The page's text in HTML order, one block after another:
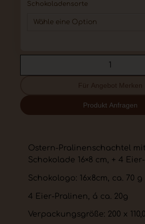
Schokoladensorte
Für Angebot Merken
Produkt Anfragen
Ostern-Pralinenschachtel
Schokolade 16×8 cm, + 4
Schokologo: 16x8cm, ca. 70 g
4 Eier-Pralinen, á ca. 20g
Verpackungsgröße: 200 x